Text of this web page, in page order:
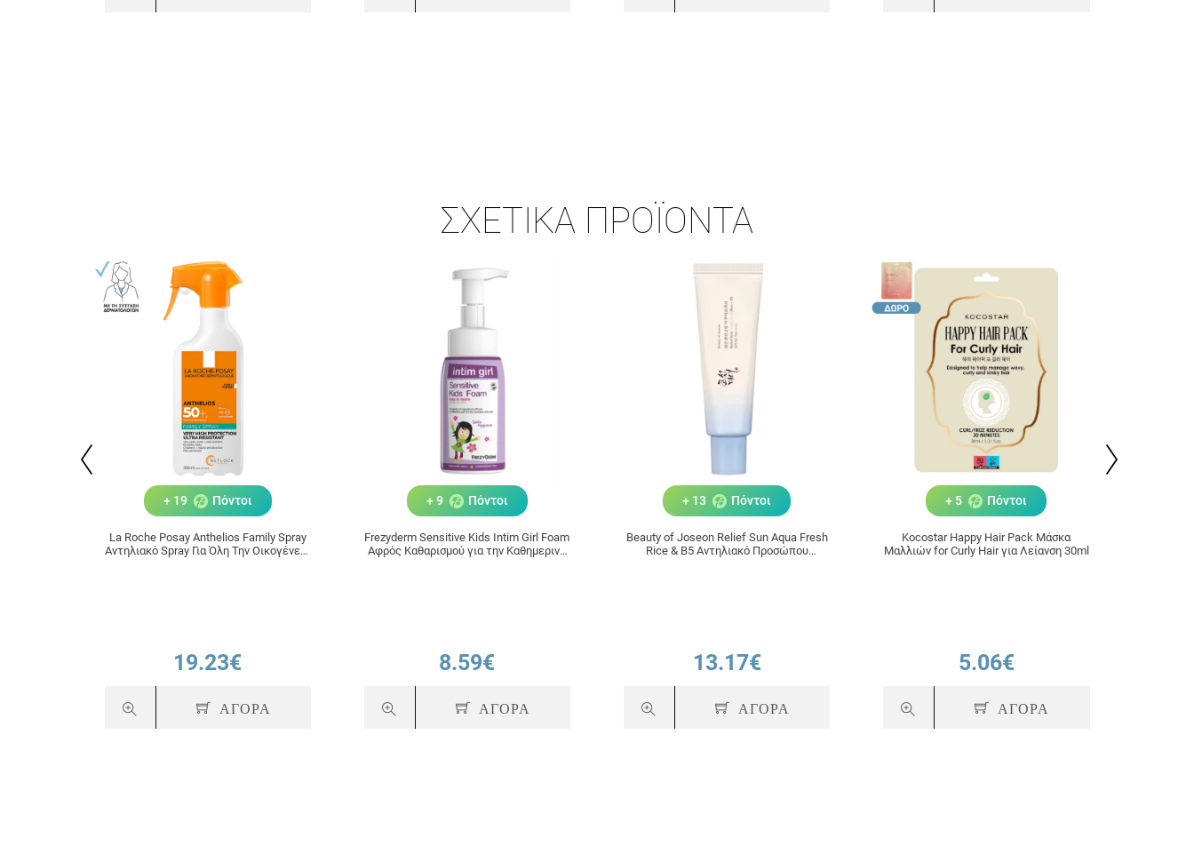
ΣΧΕΤΙΚΆ ΠΡΟΪΌΝΤΑ
+ 19 Πόντοι
La Roche Posay Anthelios Family Spray
Αντηλιακό Spray Για Όλη Την Οικογένεια
19.23€
ΑΓΟΡΑ
+ 9 Πόντοι
Frezyderm Sensitive Kids Intim Girl Foam
Αφρός Καθαρισμού για την Καθημερινή
8.59€
ΑΓΟΡΑ
+ 13 Πόντοι
Beauty of Joseon Relief Sun Aqua Fresh
Rice & B5 Αντηλιακό Προσώπου
13.17€
ΑΓΟΡΑ
+ 5 Πόντοι
Kocostar Happy Hair Pack Μάσκα
Μαλλιών for Curly Hair για Λείανση 30ml
5.06€
ΑΓΟΡΑ